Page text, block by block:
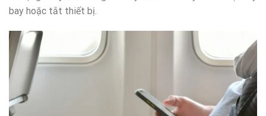
bay hoặc tắt thiết bị.